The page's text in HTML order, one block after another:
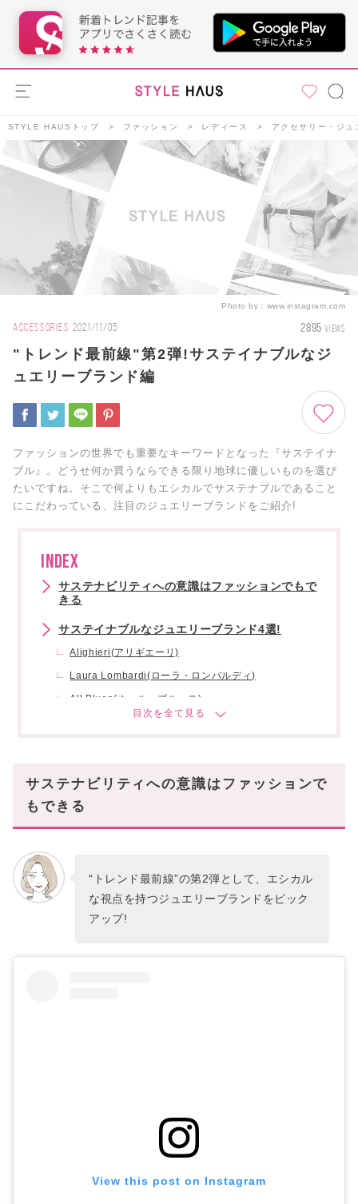
STYLE HAUSトップ ファッション レディース アクセサリー・ジュ
Photo by： www.instagram.com
ACCESSORIES 2021/11/05 2895 VIEWS
"トレンド最前線"第2弾!サステイナブルなジ
ュエリーブランド編
ファッションの世界でも重要なキーワードとなった『サステイナ
ブル』。どうせ何か買うならできる限り地球に優しいものを選び
たいですね。そこで何よりもエシカルでサステナブルであること
にこだわっている、注目のジュエリーブランドをご紹介!
INDEX
サステナビリティへの意識はファッションでもで
きる
サステイナブルなジュエリーブランド4選!
Alighieri(アリギエーリ)
Laura Lombardi(ローラ・ロンバルディ)
All Blues(オール・ブルース)
Spinelli Kilcollin (スピネリキルコリン)
サステナビリティへの意識はファッションで
もできる
“トレンド最前線”の第2弾として、エシカル
な視点を持つジュエリーブランドをピック
アップ!
View this post on Instagram